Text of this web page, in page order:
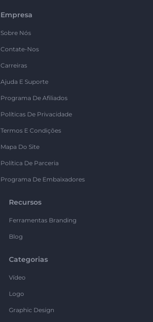
Empresa
Sobre Nós
Contate-Nos
Carreiras
Ajuda E Suporte
Programa De Afiliados
Políticas De Privacidade
Termos E Condições
Mapa Do Site
Política De Parceria
Programa De Embaixadores
Recursos
Ferramentas Branding
Blog
Categorias
Vídeo
Logo
Graphic Design